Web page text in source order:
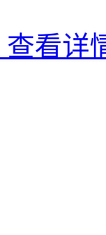
查看详